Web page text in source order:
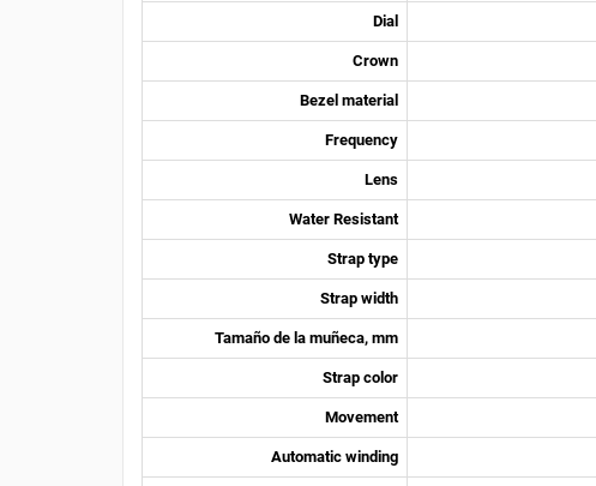
Dial
Crown
Bezel material
Frequency
Lens
Water Resistant
Strap type
Strap width
Tamaño de la muñeca, mm
Strap color
Movement
Automatic winding